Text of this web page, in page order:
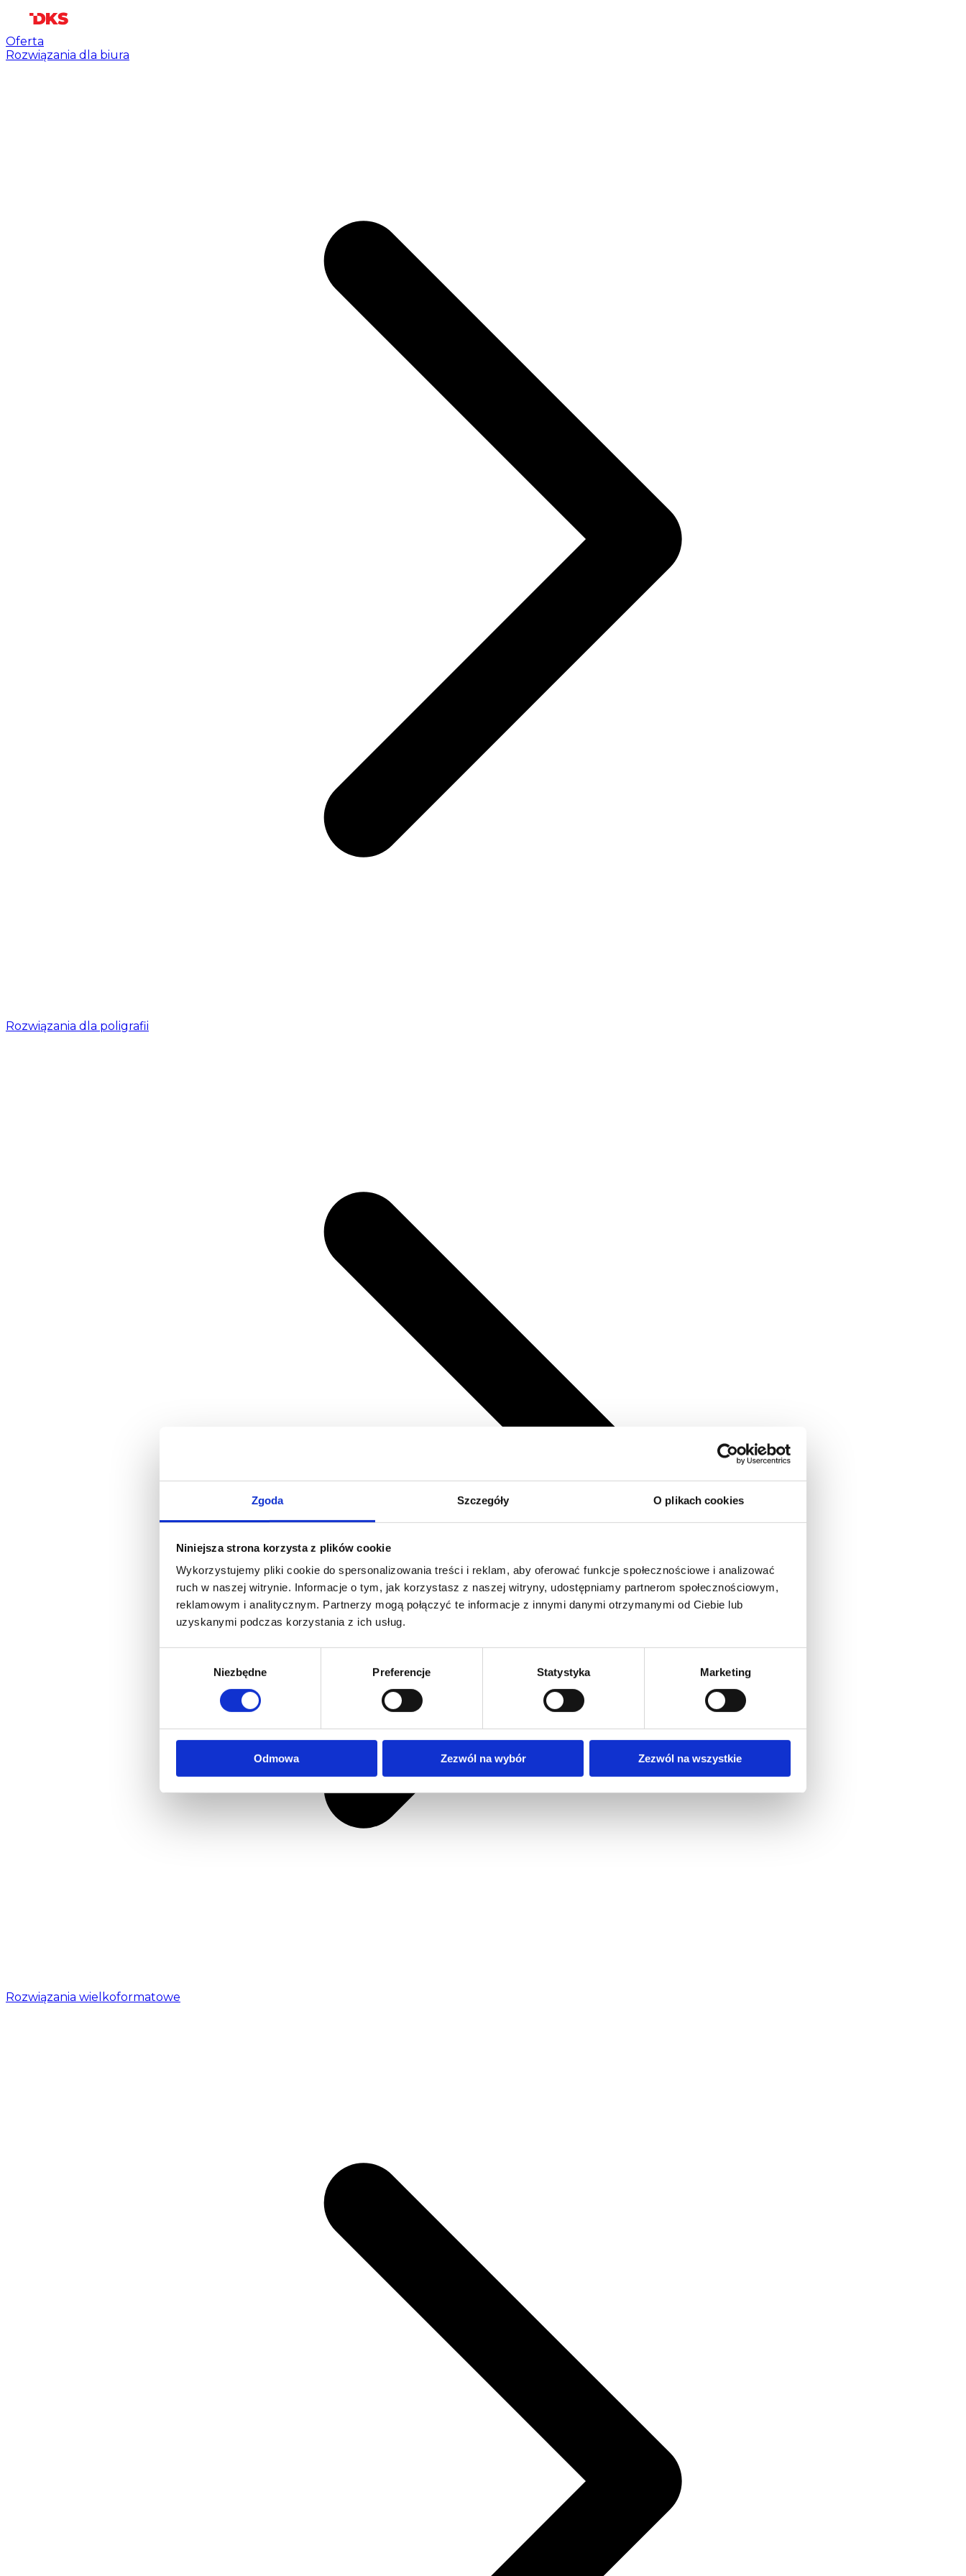
Zgoda Szczegóły O plikach cookies
Niniejsza strona korzysta z plików cookie
Wykorzystujemy pliki cookie do spersonalizowania treści i reklam, aby oferować funkcje społecznościowe i analizować
ruch w naszej witrynie. Informacje o tym, jak korzystasz z naszej witryny, udostępniamy partnerom społecznościowym,
reklamowym i analitycznym. Partnerzy mogą połączyć te informacje z innymi danymi otrzymanymi od Ciebie lub
uzyskanymi podczas korzystania z ich usług.
Niezbędne Preferencje Statystyka Marketing
Odmowa Zezwól na wybór Zezwól na wszystkie
Oferta
Rozwiązania dla biura
Rozwiązania dla poligrafii
Rozwiązania wielkoformatowe